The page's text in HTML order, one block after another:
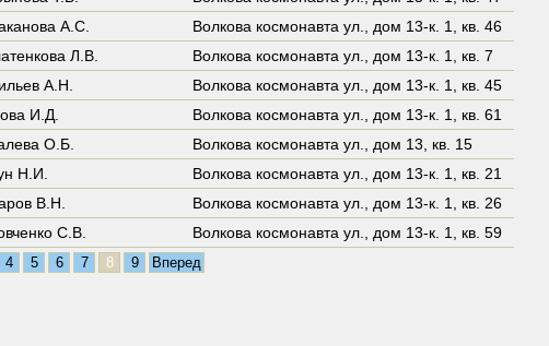
А.С. Волкова космонавта ул., дом 13-к. 1
кв. 46
Л.В. Волкова космонавта ул., дом 13-к. 1
кв. 7
А.Н. Волкова космонавта ул., дом 13-к. 1
кв. 45
И.Д. Волкова космонавта ул., дом 13-к. 1
кв. 61
О.Б. Волкова космонавта ул., дом 13
кв. 15
Н.И. Волкова космонавта ул., дом 13-к. 1
кв. 21
В.Н. Волкова космонавта ул., дом 13-к. 1
кв. 26
С.В. Волкова космонавта ул., дом 13-к. 1 кв. 59
4 5 6 7 8 9 Вперед